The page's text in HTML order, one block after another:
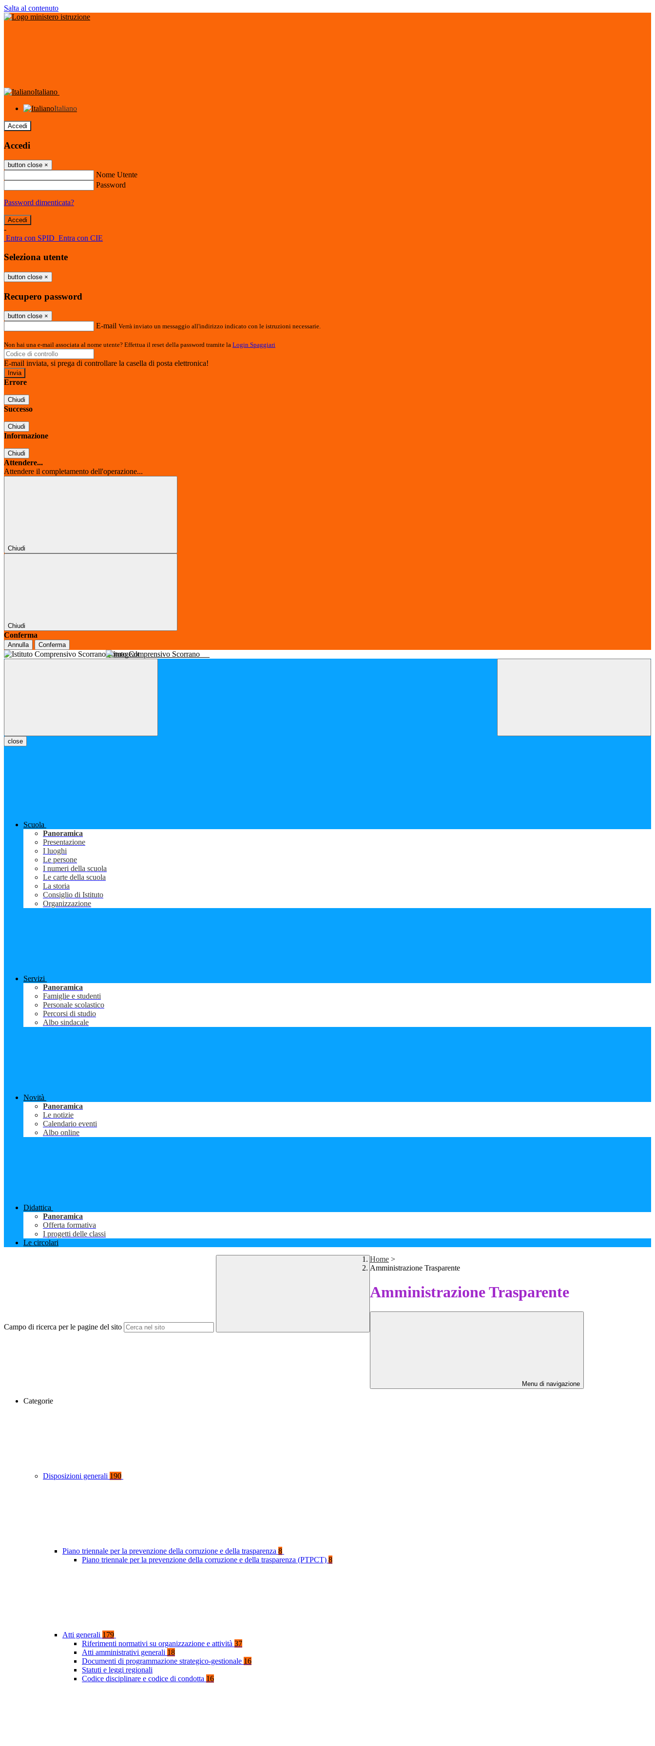
Salta al contenuto
Italiano
Italiano
Accedi
Accedi
button close ×
Nome Utente
Password
Password dimenticata?
-
Entra con SPID Entra con CIE
Seleziona utente
button close ×
Recupero password
button close ×
E-mail Verrà inviato un messaggio all'indirizzo indicato con le istruzioni necessarie.
Non hai una e-mail associata al nome utente? Effettua il reset della password tramite la Login Spaggiari
E-mail inviata, si prega di controllare la casella di posta elettronica!
Errore
Chiudi
Successo
Chiudi
Informazione
Chiudi
Attendere...
Attendere il completamento dell'operazione...
Chiudi
Chiudi
Conferma
Annulla Conferma
Istituto Comprensivo Scorrano
close
Scuola
Panoramica
Presentazione
I luoghi
Le persone
I numeri della scuola
Le carte della scuola
La storia
Consiglio di Istituto
Organizzazione
Servizi
Panoramica
Famiglie e studenti
Personale scolastico
Percorsi di studio
Albo sindacale
Novità
Panoramica
Le notizie
Calendario eventi
Albo online
Didattica
Panoramica
Offerta formativa
I progetti delle classi
Le circolari
Campo di ricerca per le pagine del sito
Home >
Amministrazione Trasparente
Amministrazione Trasparente
Menu di navigazione
Categorie
Disposizioni generali 190
Piano triennale per la prevenzione della corruzione e della trasparenza 8
Piano triennale per la prevenzione della corruzione e della trasparenza (PTPCT) 8
Atti generali 179
Riferimenti normativi su organizzazione e attività 37
Atti amministrativi generali 18
Documenti di programmazione strategico-gestionale 16
Statuti e leggi regionali
Codice disciplinare e codice di condotta 16